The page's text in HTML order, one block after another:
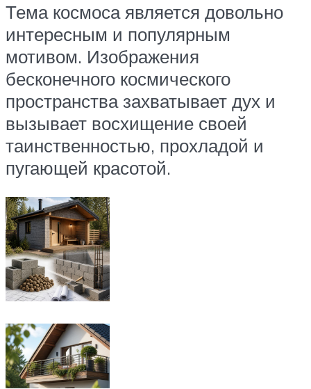
Тема космоса является довольно
интересным и популярным
мотивом. Изображения
бесконечного космического
пространства захватывает дух и
вызывает восхищение своей
таинственностью, прохладой и
пугающей красотой.